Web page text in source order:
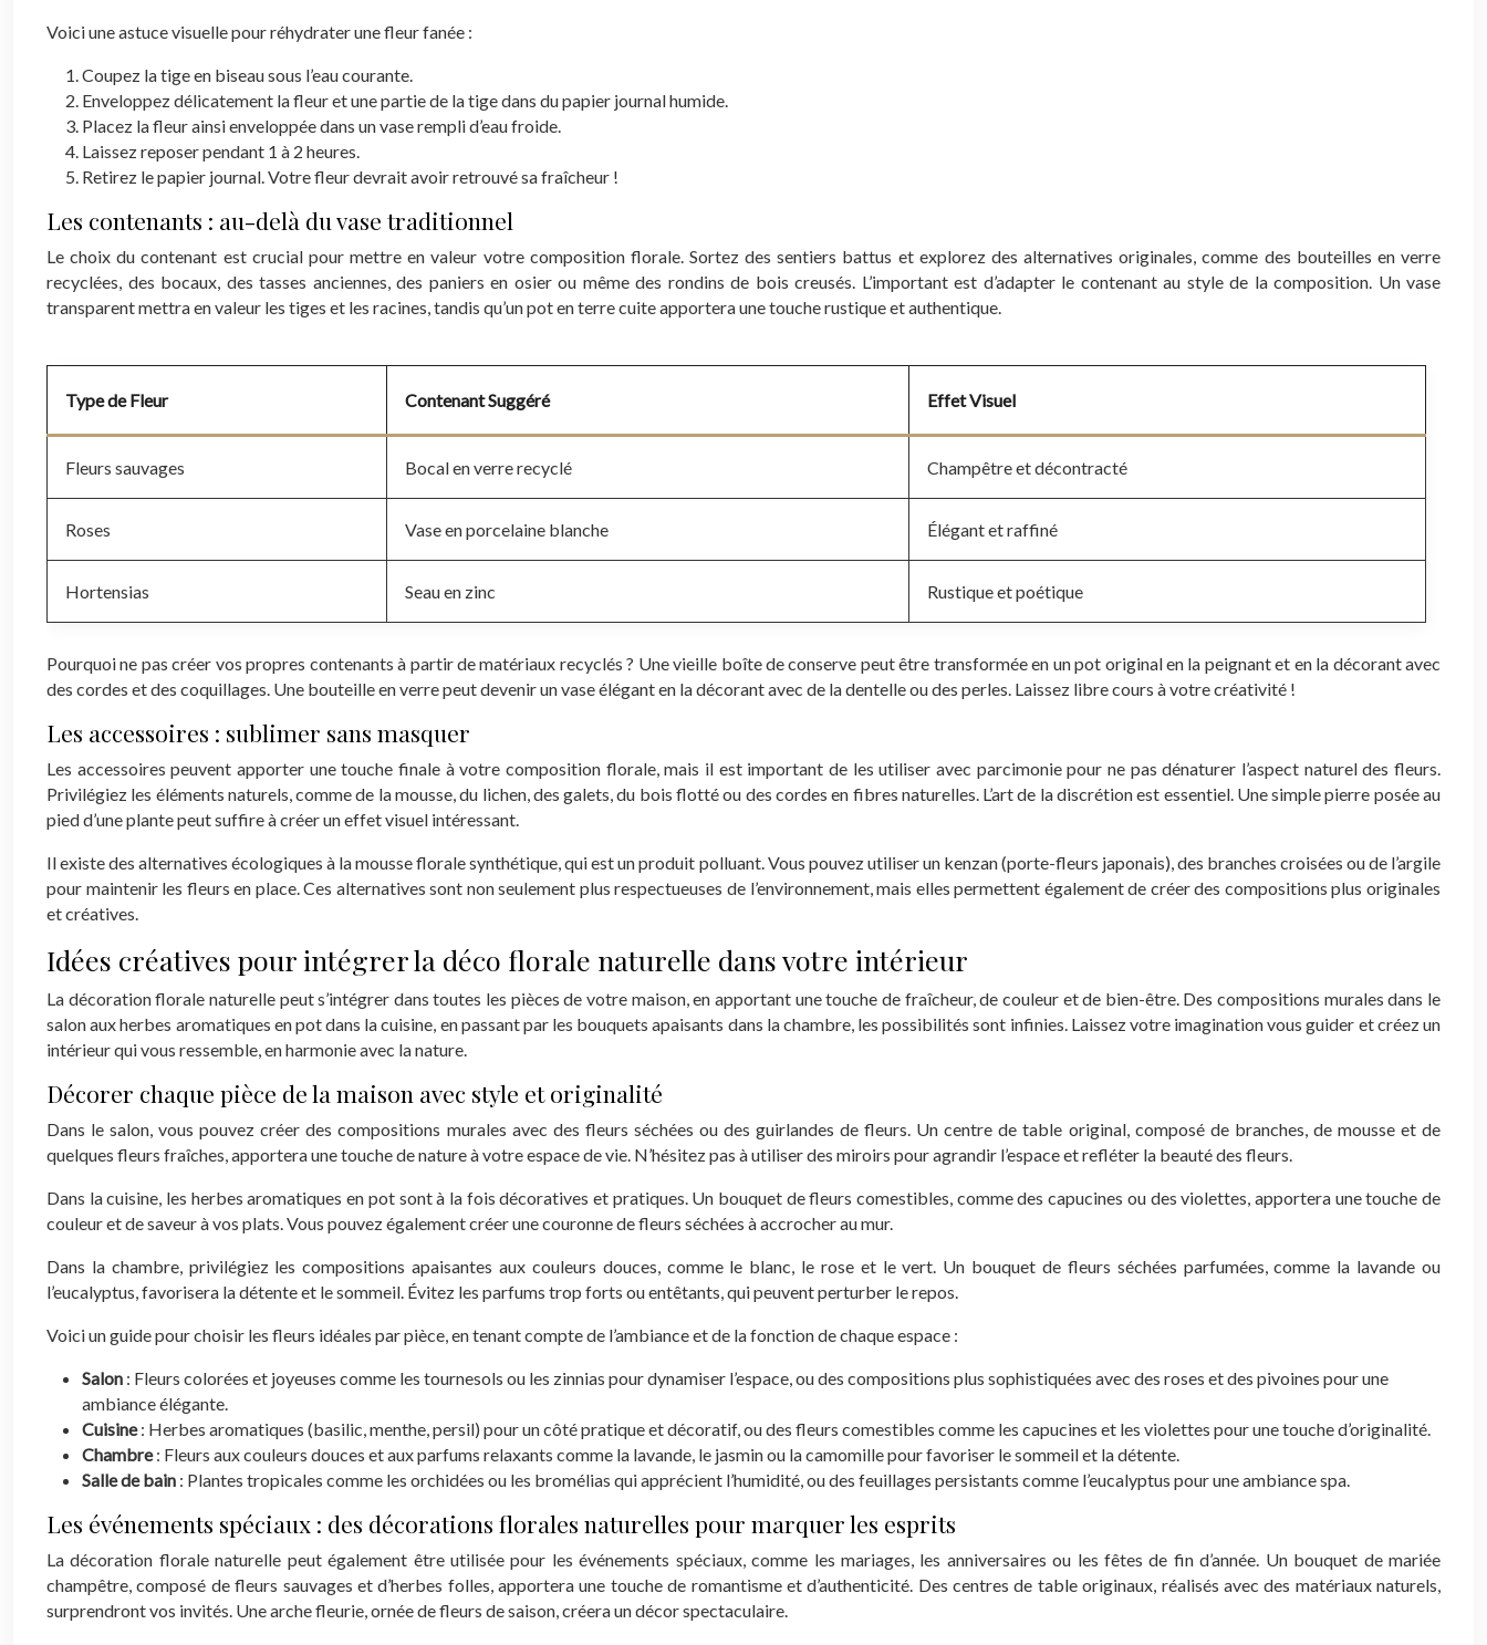
Voici une astuce visuelle pour réhydrater une fleur fanée :
Coupez la tige en biseau sous l’eau courante.
Enveloppez délicatement la fleur et une partie de la tige dans du papier journal humide.
Placez la fleur ainsi enveloppée dans un vase rempli d’eau froide.
Laissez reposer pendant 1 à 2 heures.
Retirez le papier journal. Votre fleur devrait avoir retrouvé sa fraîcheur !
Les contenants : au-delà du vase traditionnel
Le choix du contenant est crucial pour mettre en valeur votre composition florale. Sortez des sentiers battus et explorez des alternatives originales, comme des bouteilles en verre
recyclées, des bocaux, des tasses anciennes, des paniers en osier ou même des rondins de bois creusés. L’important est d’adapter le contenant au style de la composition. Un vase
transparent mettra en valeur les tiges et les racines, tandis qu’un pot en terre cuite apportera une touche rustique et authentique.
Type de Fleur Contenant Suggéré Effet Visuel
Fleurs sauvages Bocal en verre recyclé Champêtre et décontracté
Roses Vase en porcelaine blanche Élégant et raffiné
Hortensias Seau en zinc Rustique et poétique
Pourquoi ne pas créer vos propres contenants à partir de matériaux recyclés ? Une vieille boîte de conserve peut être transformée en un pot original en la peignant et en la décorant avec
des cordes et des coquillages. Une bouteille en verre peut devenir un vase élégant en la décorant avec de la dentelle ou des perles. Laissez libre cours à votre créativité !
Les accessoires : sublimer sans masquer
Les accessoires peuvent apporter une touche finale à votre composition florale, mais il est important de les utiliser avec parcimonie pour ne pas dénaturer l’aspect naturel des fleurs.
Privilégiez les éléments naturels, comme de la mousse, du lichen, des galets, du bois flotté ou des cordes en fibres naturelles. L’art de la discrétion est essentiel. Une simple pierre posée au
pied d’une plante peut suffire à créer un effet visuel intéressant.
Il existe des alternatives écologiques à la mousse florale synthétique, qui est un produit polluant. Vous pouvez utiliser un kenzan (porte-fleurs japonais), des branches croisées ou de l’argile
pour maintenir les fleurs en place. Ces alternatives sont non seulement plus respectueuses de l’environnement, mais elles permettent également de créer des compositions plus originales
et créatives.
Idées créatives pour intégrer la déco florale naturelle dans votre intérieur
La décoration florale naturelle peut s’intégrer dans toutes les pièces de votre maison, en apportant une touche de fraîcheur, de couleur et de bien-être. Des compositions murales dans le
salon aux herbes aromatiques en pot dans la cuisine, en passant par les bouquets apaisants dans la chambre, les possibilités sont infinies. Laissez votre imagination vous guider et créez un
intérieur qui vous ressemble, en harmonie avec la nature.
Décorer chaque pièce de la maison avec style et originalité
Dans le salon, vous pouvez créer des compositions murales avec des fleurs séchées ou des guirlandes de fleurs. Un centre de table original, composé de branches, de mousse et de
quelques fleurs fraîches, apportera une touche de nature à votre espace de vie. N’hésitez pas à utiliser des miroirs pour agrandir l’espace et refléter la beauté des fleurs.
Dans la cuisine, les herbes aromatiques en pot sont à la fois décoratives et pratiques. Un bouquet de fleurs comestibles, comme des capucines ou des violettes, apportera une touche de
couleur et de saveur à vos plats. Vous pouvez également créer une couronne de fleurs séchées à accrocher au mur.
Dans la chambre, privilégiez les compositions apaisantes aux couleurs douces, comme le blanc, le rose et le vert. Un bouquet de fleurs séchées parfumées, comme la lavande ou
l’eucalyptus, favorisera la détente et le sommeil. Évitez les parfums trop forts ou entêtants, qui peuvent perturber le repos.
Voici un guide pour choisir les fleurs idéales par pièce, en tenant compte de l’ambiance et de la fonction de chaque espace :
Salon : Fleurs colorées et joyeuses comme les tournesols ou les zinnias pour dynamiser l’espace, ou des compositions plus sophistiquées avec des roses et des pivoines pour une
ambiance élégante.
Cuisine: Herbes aromatiques (basilic, menthe, persil) pour un côté pratique et décoratif, ou des fleurs comestibles comme les capucines et les violettes pour une touche d’originalité.
Chambre: Fleurs aux couleurs douces et aux parfums relaxants comme la lavande, le jasmin ou la camomille pour favoriser le sommeil et la détente.
Salle de bain : Plantes tropicales comme les orchidées ou les bromélias qui apprécient l’humidité, ou des feuillages persistants comme l’eucalyptus pour une ambiance spa.
Les événements spéciaux : des décorations florales naturelles pour marquer les esprits
La décoration florale naturelle peut également être utilisée pour les événements spéciaux, comme les mariages, les anniversaires ou les fêtes de fin d’année. Un bouquet de mariée
champêtre, composé de fleurs sauvages et d’herbes folles, apportera une touche de romantisme et d’authenticité. Des centres de table originaux, réalisés avec des matériaux naturels,
surprendront vos invités. Une arche fleurie, ornée de fleurs de saison, créera un décor spectaculaire.